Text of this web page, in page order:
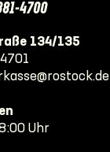
4700
134/135
Uhr